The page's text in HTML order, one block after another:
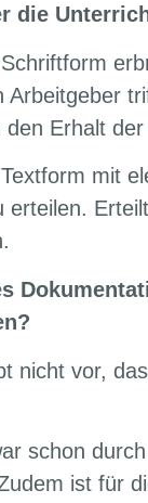
die
Arbeitgeber
Erhalt
mit
erteilen.
nicht vor,
schon
ist für